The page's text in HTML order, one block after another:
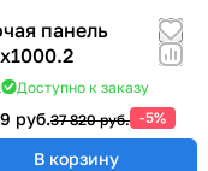
панель
Доступно к заказу
руб.37 820 руб. -5%
В корзину